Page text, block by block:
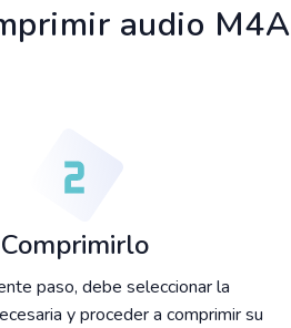
audio M4A
Comprimirlo
paso, debe seleccionar la
y proceder a comprimir su